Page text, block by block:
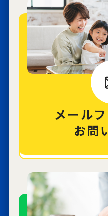
メール
お問